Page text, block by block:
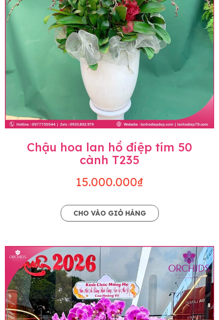
Chậu hoa lan hồ điệp tím 50
cành T235
15.000.000₫
CHO VÀO GIỎ HÀNG